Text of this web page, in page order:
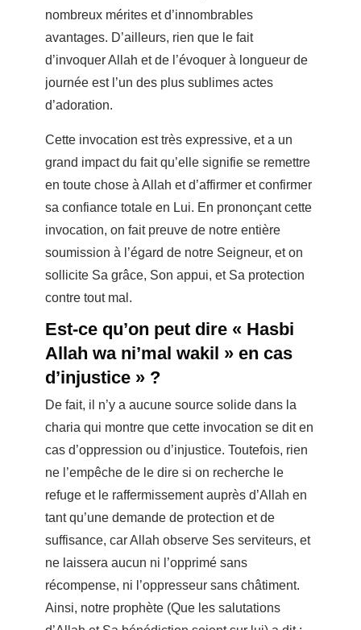
nombreux mérites et d’innombrables
avantages. D’ailleurs, rien que le fait
d’invoquer Allah et de l’évoquer à longueur de
journée est l’un des plus sublimes actes
d’adoration.
Cette invocation est très expressive, et a un
grand impact du fait qu’elle signifie se remettre
en toute chose à Allah et d’affirmer et confirmer
sa confiance totale en Lui. En prononçant cette
invocation, on fait preuve de notre entière
soumission à l’égard de notre Seigneur, et on
sollicite Sa grâce, Son appui, et Sa protection
contre tout mal.
Est-ce qu’on peut dire « Hasbi
Allah wa ni’mal wakil » en cas
d’injustice » ?
De fait, il n’y a aucune source solide dans la
charia qui montre que cette invocation se dit en
cas d’oppression ou d’injustice. Toutefois, rien
ne l’empêche de le dire si on recherche le
refuge et le raffermissement auprès d’Allah en
tant qu’une demande de protection et de
suffisance, car Allah observe Ses serviteurs, et
ne laissera aucun ni l’opprimé sans
récompense, ni l’oppresseur sans châtiment.
Ainsi, notre prophète (Que les salutations